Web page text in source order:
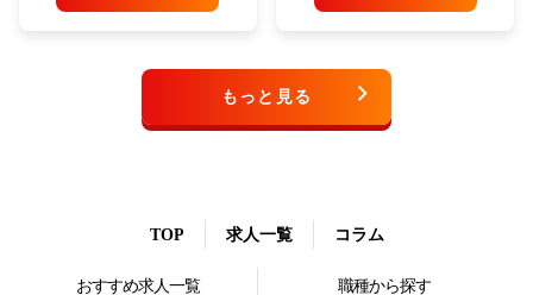
もっと見る
TOP 求人一覧 コラム
おすすめ求人一覧 職種から探す